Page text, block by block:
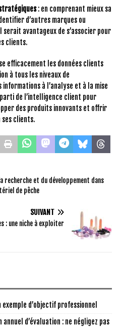
: en comprenant mieux sa
d’autres marques ou
avantageux de s’associer pour
clients.
efficacement les données clients
à tous les niveaux de
informations à l’analyse et à la mise
de l’intelligence client pour
des produits innovants et offrir
ses clients.
recherche et du développement dans
de pêche
SUIVANT
: une niche à exploiter
d’objectif professionnel
d’évaluation : ne négligez pas